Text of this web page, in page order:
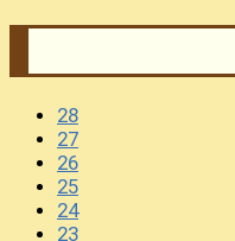
28
27
26
25
24
23